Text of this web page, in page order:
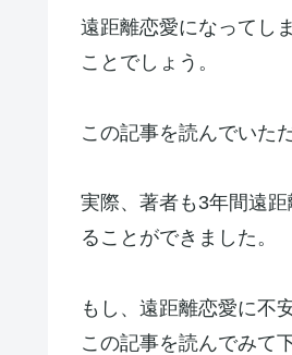
遠距離恋愛になってし
ことでしょう。
この記事を読んでいた
実際、著者も3年間遠
ることができました。
もし、遠距離恋愛に不
この記事を読んでみて